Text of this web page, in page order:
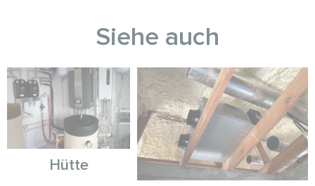
Siehe auch
Hütte